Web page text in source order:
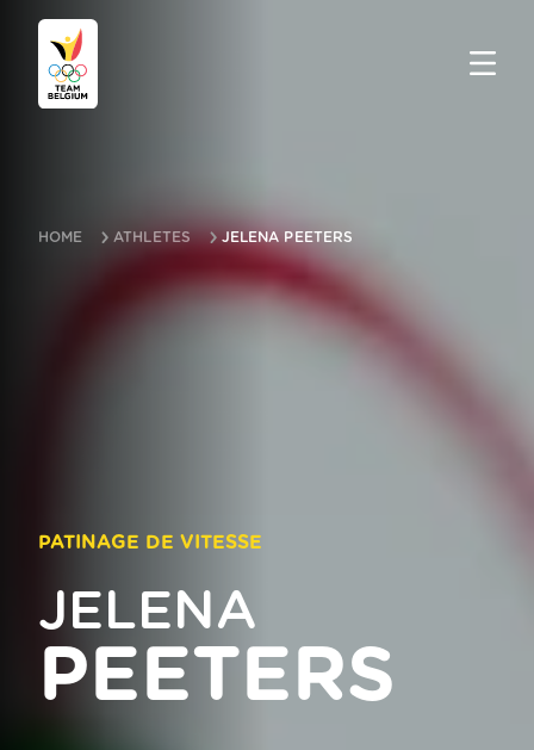
HOME ATHLETES JELENA PEETERS
PATINAGE DE VITESSE
JELENA
PEETERS